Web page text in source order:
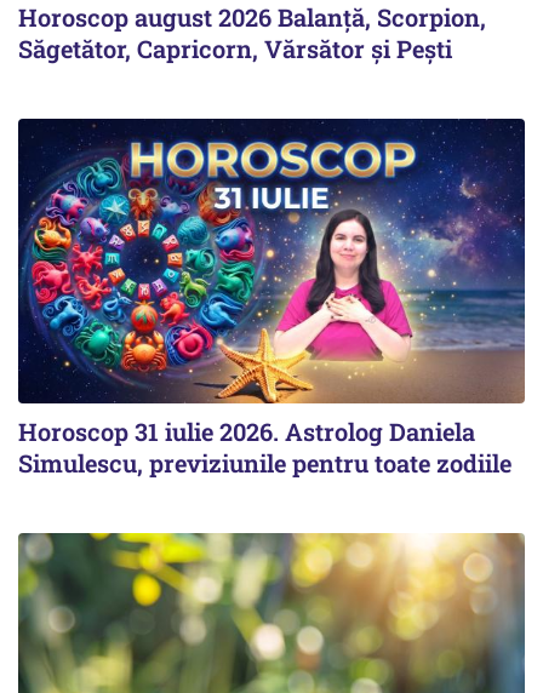
Horoscop august 2026 Balanță, Scorpion,
Săgetător, Capricorn, Vărsător și Pești
Horoscop 31 iulie 2026. Astrolog Daniela
Simulescu, previziunile pentru toate zodiile